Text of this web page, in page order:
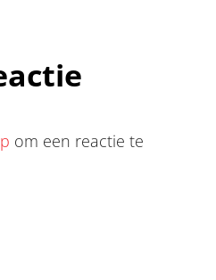
om een reactie te